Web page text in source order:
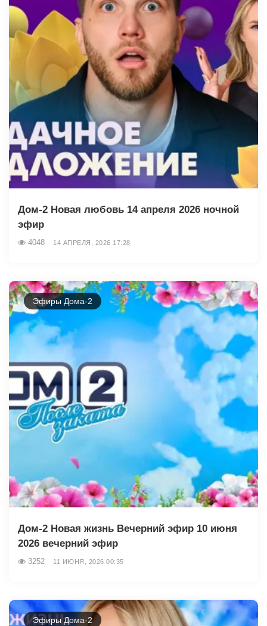
Дом-2 Новая любовь 14 апреля 2026 ночной
эфир
4048 14 АПРЕЛЯ, 2026 17:28
Эфиры Дома-2
Дом-2 Новая жизнь Вечерний эфир 10 июня
2026 вечерний эфир
3252 11 ИЮНЯ, 2026 00:35
Эфиры Дома-2